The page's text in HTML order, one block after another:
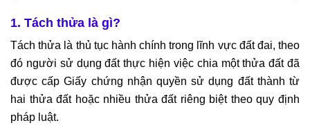
6. Thông tin liên hệ của Văn phòng Luật sư Tô Đình
Huy
1. Tách thửa là gì?
Tách thửa là thủ tục hành chính trong lĩnh vực đất đai, theo
đó người sử dụng đất thực hiện việc chia một thửa đất đã
được cấp Giấy chứng nhận quyền sử dụng đất thành từ
hai thửa đất hoặc nhiều thửa đất riêng biệt theo quy định
pháp luật.